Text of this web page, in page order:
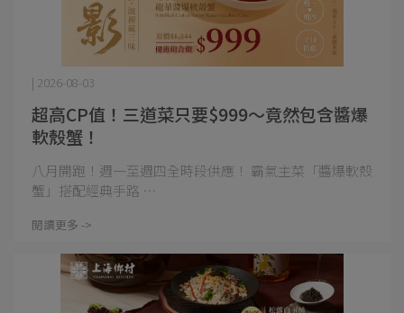
超高CP值！三道菜只要$999～竟然包含醬爆
軟殼蟹！
| 2026-08-03
八月開跑！週一至週四全時段供應！ 霸氣主菜「醬爆軟殼
蟹」搭配經典手路 ⋯
閱讀更多 ->